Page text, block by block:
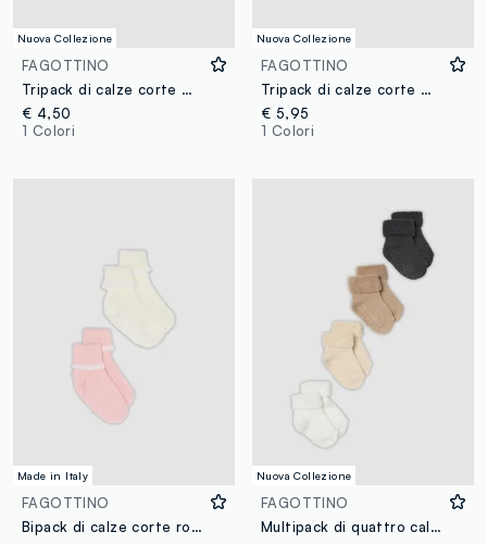
Nuova Collezione
FAGOTTINO
Tripack di calze corte multicolor in cotone organico per neonata e bimba
€ 4,50
1 Colori
Nuova Collezione
FAGOTTINO
Tripack di calze corte multicolor in misto cotone organico per neonata
€ 5,95
1 Colori
Made in Italy
FAGOTTINO
Bipack di calze corte rosa e bianco con bordo volant per neonata
Nuova Collezione
FAGOTTINO
Multipack di quattro calze corte multicolor in cotone organico elasticizzato per neonati